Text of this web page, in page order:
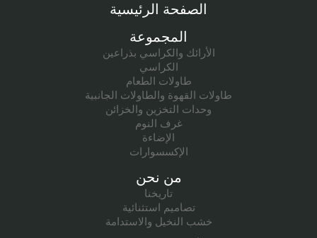
الصفحة الرئيسية
المجموعة
الأرائك والكراسي بذراعين
الكراسي
طاولات الطعام
طاولات القهوة والطاولات الجانبية
وحدات التخزين والخزائن
غرف النوم
الإضاءة
الإكسسوارات
من نحن
تاريخنا
تصاميم استثنائية
خشب النخيل والاستدامة